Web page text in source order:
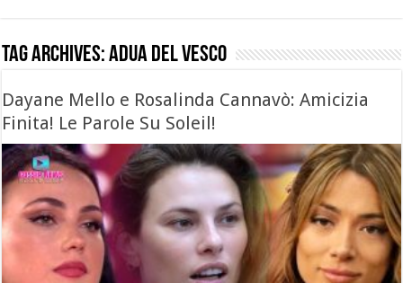
Tag Archives:adua del vesco
Dayane Mello e Rosalinda Cannavò: Amicizia
Finita! Le Parole Su Soleil!